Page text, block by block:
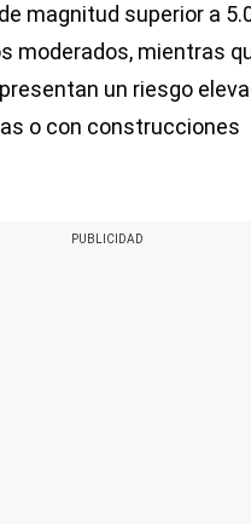
magnitud superior a
moderados, mientras
un riesgo
o con construcciones